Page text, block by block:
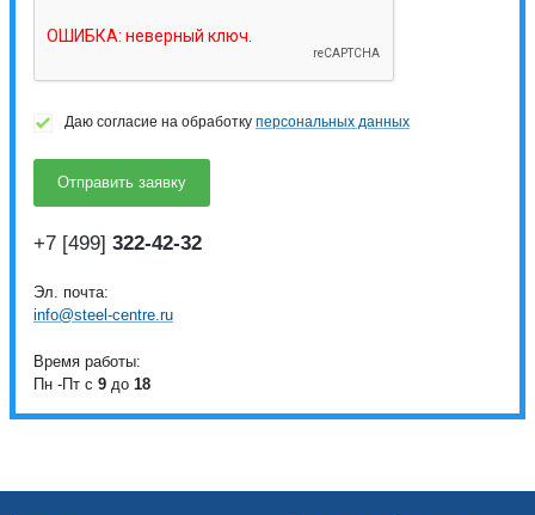
Даю согласие на обработку персональных данных
+7 [499] 322-42-32
Эл. почта:
info@steel-centre.ru
Время работы:
Пн -Пт с 9 до 18